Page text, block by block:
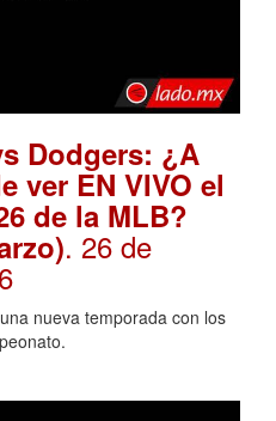
Dodgers: ¿A
ver EN VIVO el
de la MLB?
. 26 de
nueva temporada con los